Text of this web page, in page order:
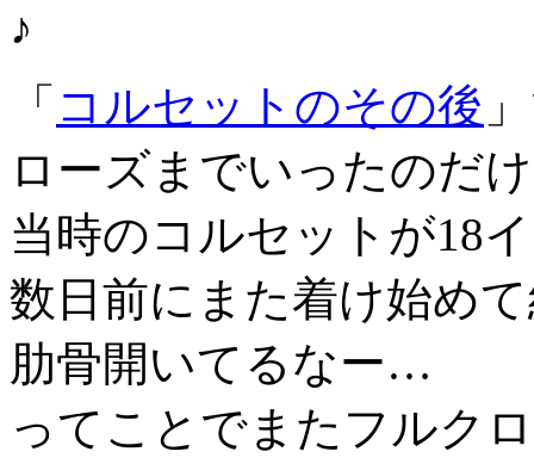
♪
「 コルセットのその後
ローズまでいったのだ
当時のコルセットが18
数日前にまた着け始め
肋骨開いてるなー…
ってことでまたフルク